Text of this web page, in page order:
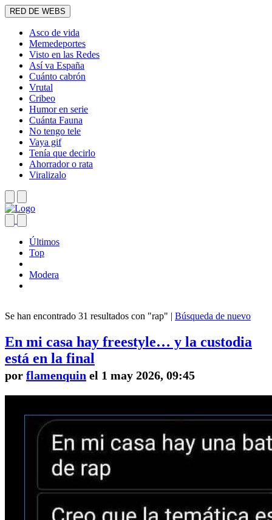
RED DE WEBS
Asco de vida
Memedeportes
Visto en las Redes
Así va España
Cuánto cabrón
Vrutal
Cribeo
Humor en serie
Cuánta Fauna
No tengo tele
Vaya gif
Tenía que decirlo
Ahorrador o rata
Viralizalo
Últimos
Top
Modera
Se han encontrado 31 resultados con "rap" | Búsqueda de nuevo
En mi casa hay freestyle… y la custodia
está en la final
por flamenquin el 1 may 2026, 09:45